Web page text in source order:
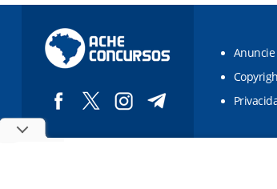
Anuncie